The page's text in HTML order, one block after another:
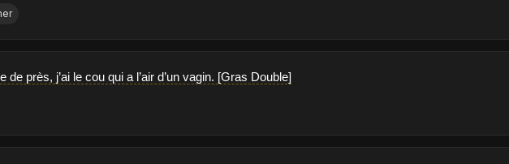
de près, j’ai le cou qui a l’air d’un vagin. [Gras Double]